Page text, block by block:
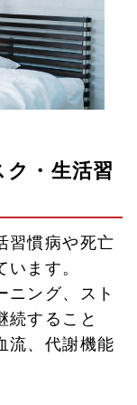
・生活習
習慣病や死亡
ます。
ニング、スト
続すること
流、代謝機能